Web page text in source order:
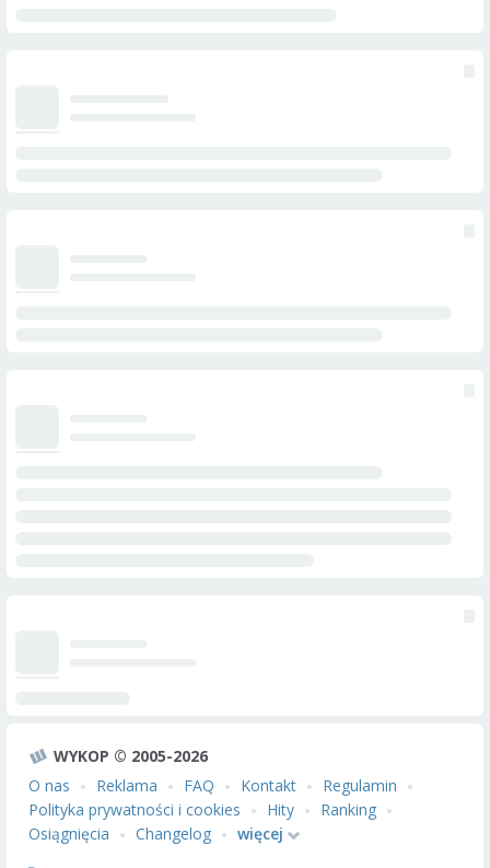
WYKOP © 2005-2026
O nas
Reklama FAQ Kontakt
Regulamin
Polityka prywatności i cookies
Hity
Ranking
Osiągnięcia
Changelog
więcej